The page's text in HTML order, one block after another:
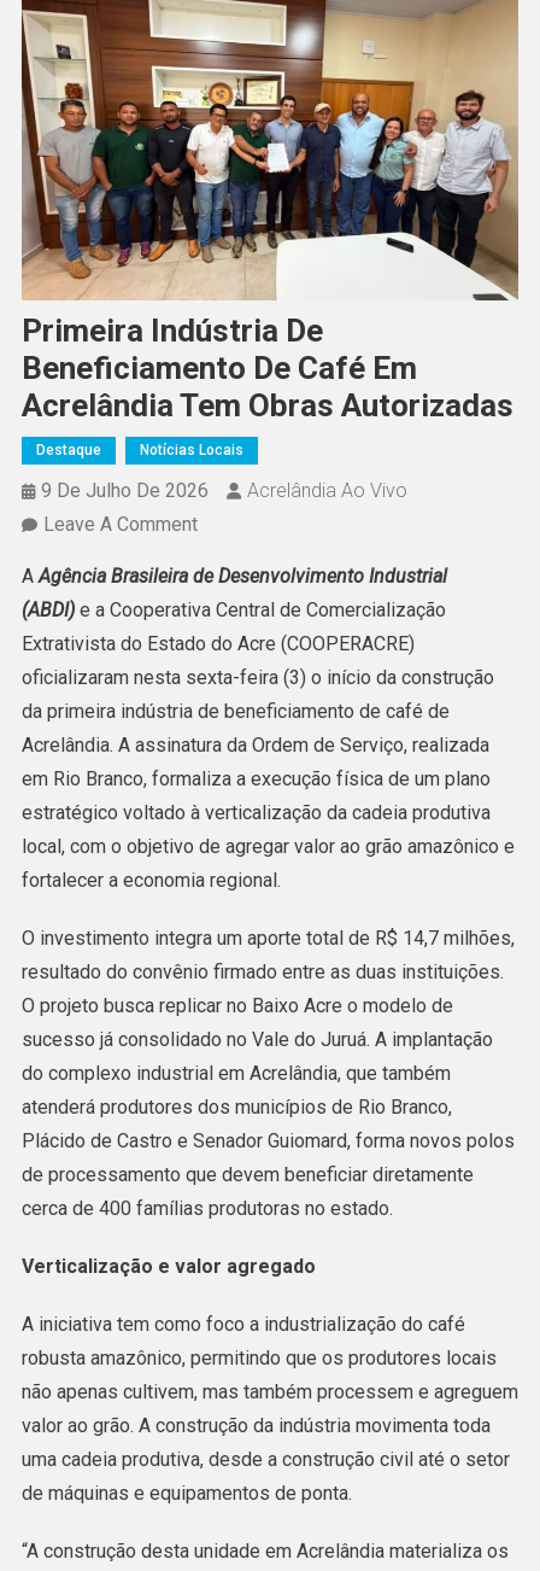
Primeira Indústria De
Beneficiamento De Café Em
Acrelândia Tem Obras Autorizadas
Destaque Notícias Locais
9 De Julho De 2026
Acrelândia Ao Vivo
Leave A CommentOn
Indústria
De
Beneficiamento
De
Café
Em
Acrelândia
Tem
Obras
Autorizadas
AAgência Brasileira de Desenvolvimento Industrial
(ABDI) e a Cooperativa Central de Comercialização
Extrativista do Estado do Acre (COOPERACRE)
oficializaram nesta sexta-feira (3) o início da construção
da primeira indústria de beneficiamento de café de
Acrelândia. A assinatura da Ordem de Serviço, realizada
em Rio Branco, formaliza a execução física de um plano
estratégico voltado à verticalização da cadeia produtiva
local, com o objetivo de agregar valor ao grão amazônico e
fortalecer a economia regional.
O investimento integra um aporte total de R$ 14,7 milhões,
resultado do convênio firmado entre as duas instituições.
O projeto busca replicar no Baixo Acre o modelo de
sucesso já consolidado no Vale do Juruá. A implantação
do complexo industrial em Acrelândia, que também
atenderá produtores dos municípios de Rio Branco,
Plácido de Castro e Senador Guiomard, forma novos polos
de processamento que devem beneficiar diretamente
cerca de 400 famílias produtoras no estado.
Verticalização e valor agregado
A iniciativa tem como foco a industrialização do café
robusta amazônico, permitindo que os produtores locais
não apenas cultivem, mas também processem e agreguem
valor ao grão. A construção da indústria movimenta toda
uma cadeia produtiva, desde a construção civil até o setor
de máquinas e equipamentos de ponta.
“A construção desta unidade em Acrelândia materializa os